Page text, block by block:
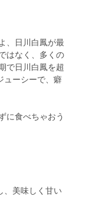
、日川白鳳が最
はなく、多くの
で日川白鳳を超
ューシーで、癖
に食べちゃおう
、美味しく甘い